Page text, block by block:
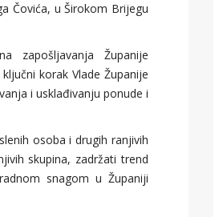
Čovića, u Širokom Brijegu
zapošljavanja Županije
korak Vlade Županije
i usklađivanju ponude i
osoba i drugih ranjivih
skupina, zadržati trend
snagom u Županiji